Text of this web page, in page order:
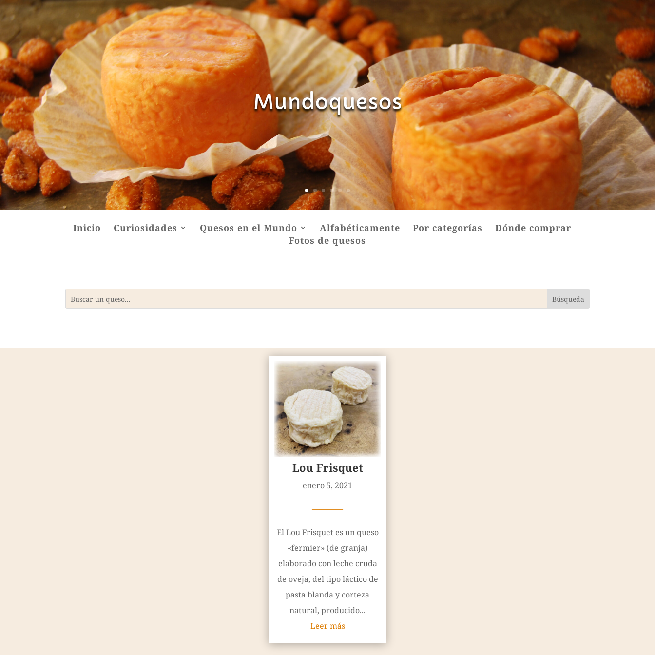
Mundoquesos
Inicio Curiosidades Quesos en el Mundo Alfabéticamente Por categorías
Dónde comprar
Fotos de quesos
Lou Frisquet
enero 5, 2021
————
El Lou Frisquet es un queso
«fermier» (de granja)
elaborado con leche cruda
de oveja, del tipo láctico de
pasta blanda y corteza
natural, producido...
Leer más